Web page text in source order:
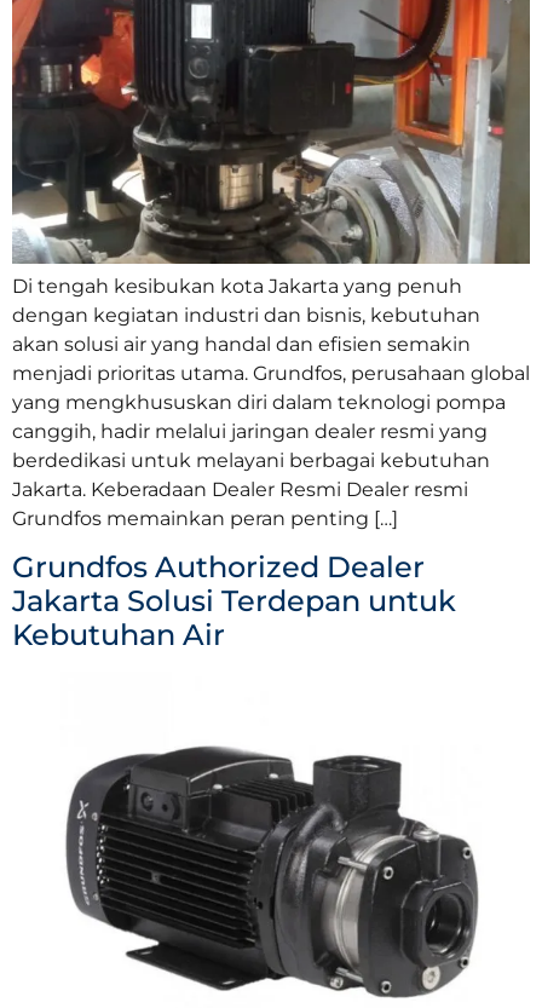
Di tengah kesibukan kota Jakarta yang penuh
dengan kegiatan industri dan bisnis, kebutuhan
akan solusi air yang handal dan efisien semakin
menjadi prioritas utama. Grundfos, perusahaan global
yang mengkhususkan diri dalam teknologi pompa
canggih, hadir melalui jaringan dealer resmi yang
berdedikasi untuk melayani berbagai kebutuhan
Jakarta. Keberadaan Dealer Resmi Dealer resmi
Grundfos memainkan peran penting […]
Grundfos Authorized Dealer
Jakarta Solusi Terdepan untuk
Kebutuhan Air